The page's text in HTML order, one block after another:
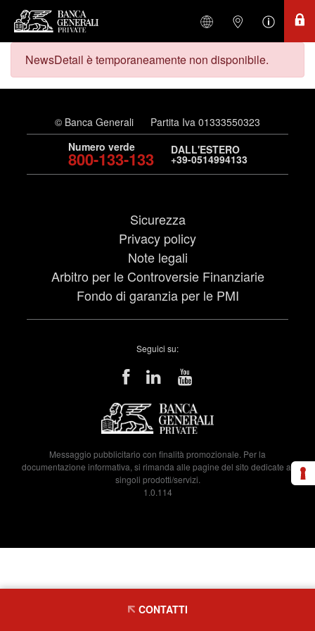
NewsDetail è temporaneamente non disponibile.
© Banca Generali
Partita Iva 01333550323
Numero verde
800-133-133 DALL'ESTERO
+39-0514994133
Sicurezza
Privacy policy
Note legali
Arbitro per le Controversie Finanziarie
Fondo di garanzia per le PMI
Seguici su:
Messaggio pubblicitario con finalità promozionale. Per la
documentazione informativa, si rimanda alle pagine del sito dedicate ai
singoli prodotti/servizi.
1.0.114
CONTATTI